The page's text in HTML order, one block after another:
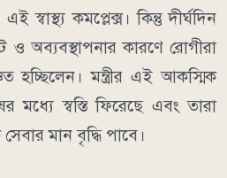
স্বাস্থ্য কমপ্লেক্স। কিন্তু দীর্ঘদিন
অব্যবস্থাপনার কারণে রোগীরা
হচ্ছিলেন। মন্ত্রীর এই আকস্মিক
মধ্যে স্বস্তি ফিরেছে এবং তারা
মান বৃদ্ধি পাবে।